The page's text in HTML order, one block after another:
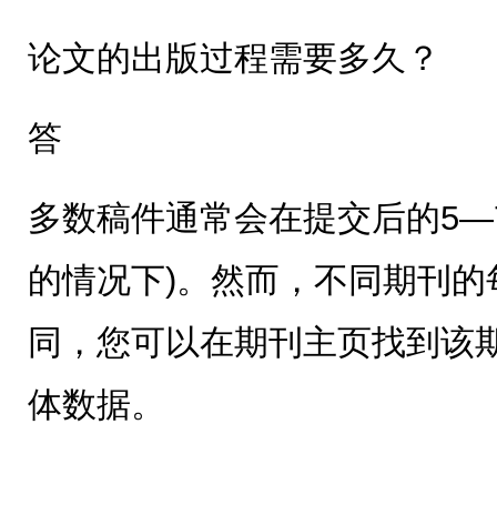
论文的出版过程需要多久？
答
多数稿件通常会在提交后的
的情况下)。然而，不同期刊
同，您可以在期刊主页找到该
体数据。